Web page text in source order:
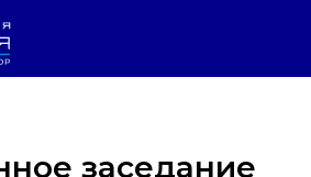
заседание